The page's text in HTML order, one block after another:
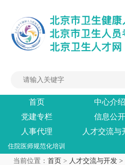
首页 中心介绍
党建专栏
信息公开
人事代理
人才交流与
住院医师规范化培训
当前位置： 首页 > 人才交流与开发 >